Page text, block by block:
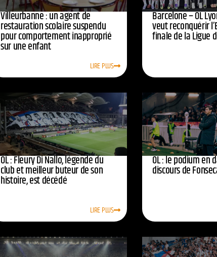
Villeurbanne : un agent de
restauration scolaire suspendu
pour comportement inapproprié
sur une enfant
LIRE PLUS
Barcelone – OL
veut reconquérir
finale de la Ligue
OL : Fleury Di Nallo, légende du
club et meilleur buteur de son
histoire, est décédé
LIRE PLUS
OL : le podium en
discours de